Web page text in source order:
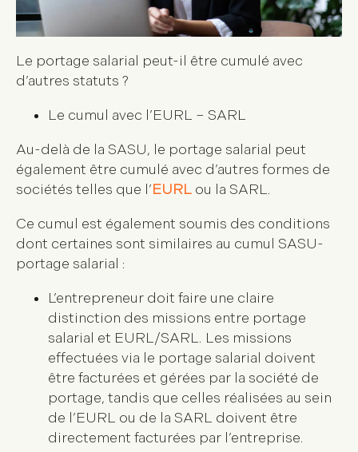
Le portage salarial peut-il être cumulé avec
d’autres statuts ?
Le cumul avec l’EURL – SARL
Au-delà de la SASU, le portage salarial peut
également être cumulé avec d’autres formes de
sociétés telles que l’EURL ou la SARL.
Ce cumul est également soumis des conditions
dont certaines sont similaires au cumul SASU-
portage salarial :
L’entrepreneur doit faire une claire
distinction des missions entre portage
salarial et EURL/SARL. Les missions
effectuées via le portage salarial doivent
être facturées et gérées par la société de
portage, tandis que celles réalisées au sein
de l’EURL ou de la SARL doivent être
directement facturées par l’entreprise.